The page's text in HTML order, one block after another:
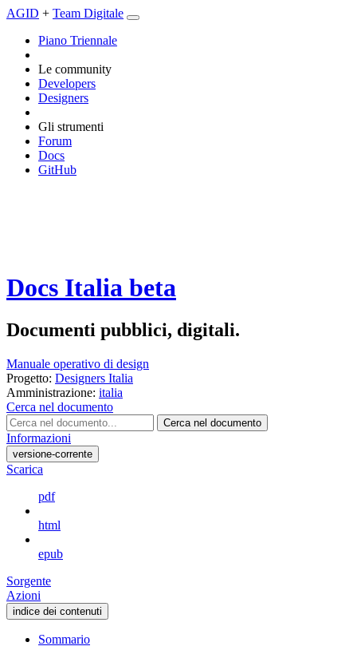
AGID + Team Digitale
Piano Triennale
Le community
Developers
Designers
Gli strumenti
Forum
Docs
GitHub
Docs Italia beta
Documenti pubblici, digitali.
Manuale operativo di design
Progetto: Designers Italia
Amministrazione: italia
Cerca nel documento
Cerca nel documento
Informazioni
versione-corrente
Scarica
pdf
html
epub
Sorgente
Azioni
indice dei contenuti
Sommario